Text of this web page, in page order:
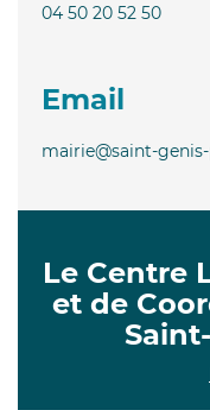
04 50 20 52 50
Email
mairie@saint-
Le Centre
et de